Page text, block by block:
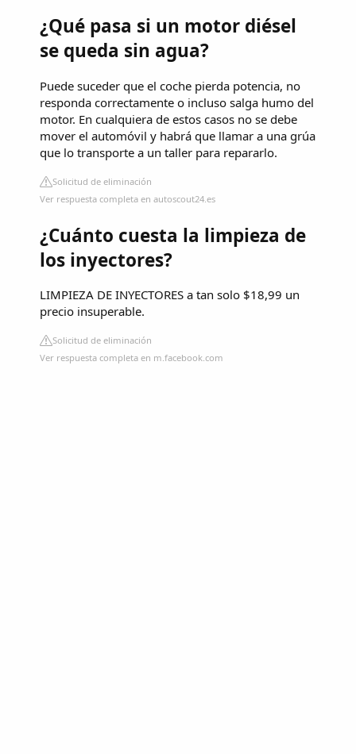
¿Qué pasa si un motor diésel
se queda sin agua?
Puede suceder que el coche pierda potencia, no
responda correctamente o incluso salga humo del
motor. En cualquiera de estos casos no se debe
mover el automóvil y habrá que llamar a una grúa
que lo transporte a un taller para repararlo.
Solicitud de eliminación
Ver respuesta completa en autoscout24.es
¿Cuánto cuesta la limpieza de
los inyectores?
LIMPIEZA DE INYECTORES a tan solo $18,99 un
precio insuperable.
Solicitud de eliminación
Ver respuesta completa en m.facebook.com